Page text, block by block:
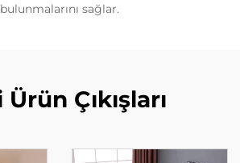
bulunmalarını sağlar.
Çıkışları